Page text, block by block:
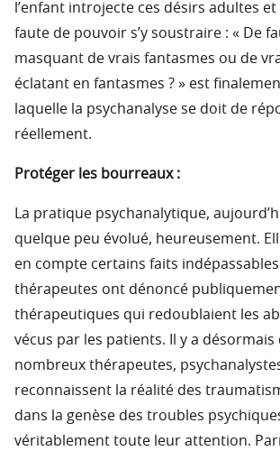
l’enfant introjecte ces désirs adultes
faute de pouvoir s’y soustraire : « De
masquant de vrais fantasmes ou de
éclatant en fantasmes ? » est
laquelle la psychanalyse se doit de
réellement.
Protéger les bourreaux :
La pratique psychanalytique,
quelque peu évolué, heureusement.
en compte certains faits
thérapeutes ont dénoncé
thérapeutiques qui redoublaient les
vécus par les patients. Il y a désormais
nombreux thérapeutes,
reconnaissent la réalité des
dans la genèse des troubles
véritablement toute leur attention.